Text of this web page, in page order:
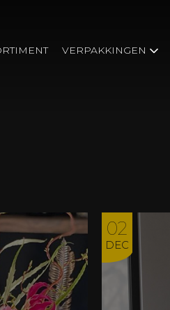
02
DEC
Carambole
VERPAKKINGEN